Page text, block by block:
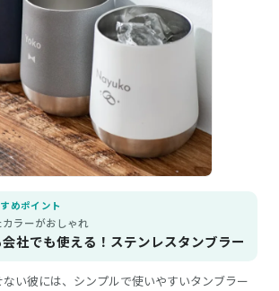
めポイント
ラーがおしゃれ
社でも使える！ステンレスタンブラー
い彼には、シンプルで使いやすいタンブラー